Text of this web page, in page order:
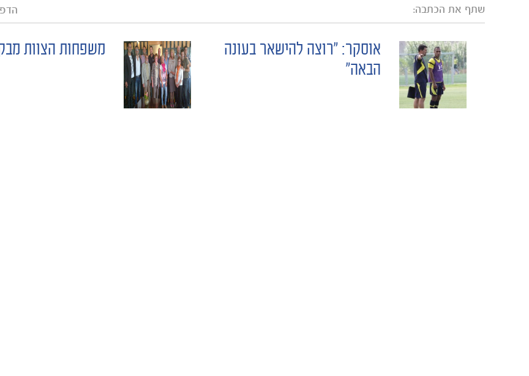
שתף את הכתבה:
POST
NAVIGATION
משפחות הצוות
אוסקר: "רוצה להישאר בעונה
הבאה"